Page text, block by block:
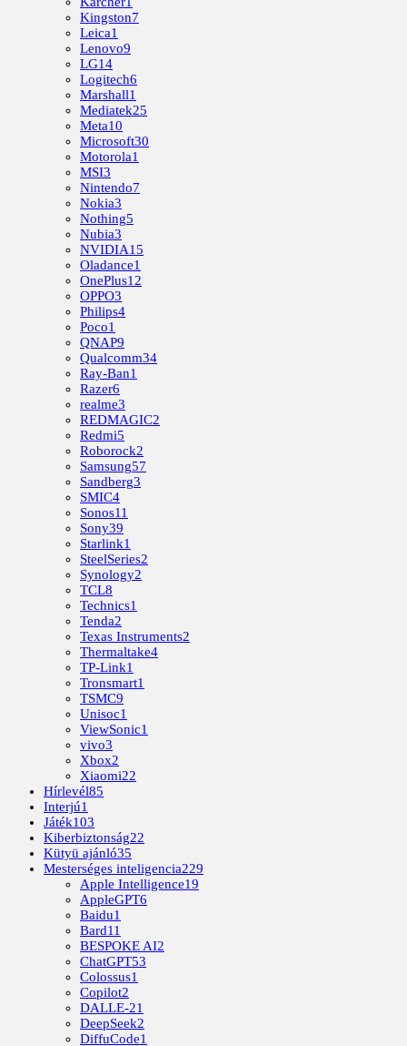
Kingston7
Leica1
Lenovo9
LG14
Logitech6
Marshall1
Mediatek25
Meta10
Microsoft30
Motorola1
MSI3
Nintendo7
Nokia3
Nothing5
Nubia3
NVIDIA15
Oladance1
OnePlus12
OPPO3
Philips4
Poco1
QNAP9
Qualcomm34
Ray-Ban1
Razer6
realme3
REDMAGIC2
Redmi5
Roborock2
Samsung57
Sandberg3
SMIC4
Sonos11
Sony39
Starlink1
SteelSeries2
Synology2
TCL8
Technics1
Tenda2
Texas Instruments2
Thermaltake4
TP-Link1
Tronsmart1
TSMC9
Unisoc1
ViewSonic1
vivo3
Xbox2
Xiaomi22
Hírlevél85
Interjú1
Játék103
Kiberbiztonság22
Kütyü ajánló35
Mesterséges inteligencia229
Apple Intelligence19
AppleGPT6
Baidu1
Bard11
BESPOKE AI2
ChatGPT53
Colossus1
Copilot2
DALLE-21
DeepSeek2
DiffuCode1